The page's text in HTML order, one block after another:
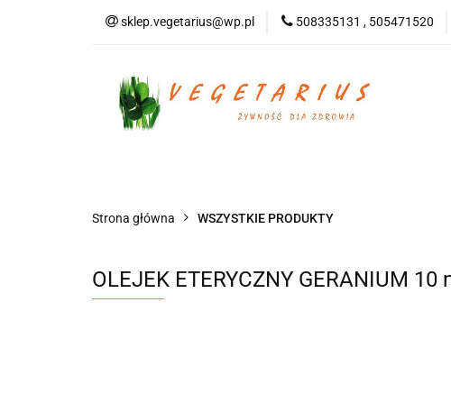
sklep.vegetarius@wp.pl 508335131 , 505471520
KATEGORIE
SUPLEMENTY NA
Strona główna WSZYSTKIE PRODUKTY
OLEJEK ETERYCZNY GERANIUM 10